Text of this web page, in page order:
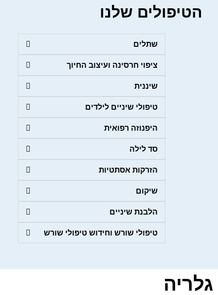
הטיפולים שלנו
שתלים
ציפוי חרסינה ועיצוב החיוך
שיננית
טיפולי שיניים לילדים
היפנוזה רפואית
סד לילה
הזרקות אסתטיות
שיקום
הלבנת שיניים
טיפולי שורש וחידוש טיפולי שורש
גלריה